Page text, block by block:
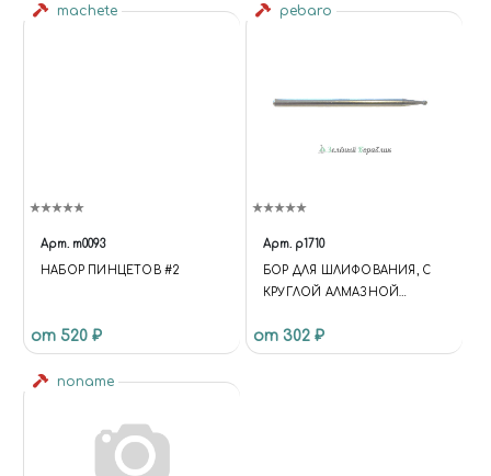
machete
Арт. m0093
НАБОР ПИНЦЕТОВ #2
от 520 ₽
pebaro
Арт. p1710
БОР ДЛЯ ШЛИФОВАНИЯ, С
КРУГЛОЙ АЛМАЗНОЙ
от 302 ₽
noname